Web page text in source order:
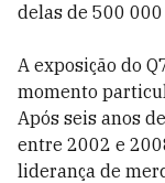
delas de 500 000
A exposição do
momento
Após seis anos
entre 2002 e
liderança de